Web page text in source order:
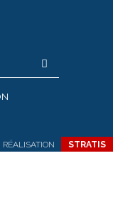
RÉALISATION STRATIS